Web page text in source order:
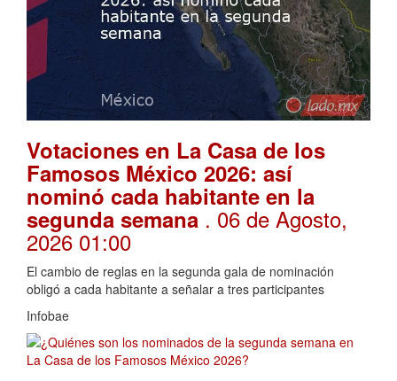
Votaciones en La Casa de los
Famosos México 2026: así
nominó cada habitante en la
segunda semana . 06 de Agosto,
2026 01:00
El cambio de reglas en la segunda gala de nominación
obligó a cada habitante a señalar a tres participantes
Infobae